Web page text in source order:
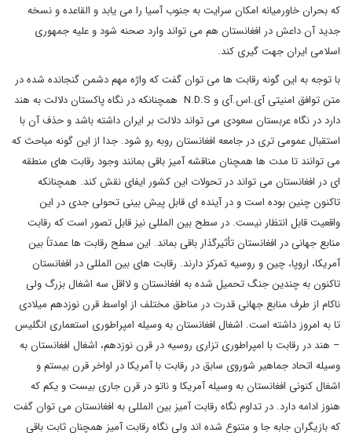
که بحران خاورمیانه امکان سرایت به جنوب آسیا را می یابد و القاعده و نسخه
جدید آن داعش در افغانستان هم می تواند وارد صحنه شود و علیه جمهوری
اسلامی ایران جهت گیری کند.
با توجه به این گونه رقابت ها می توان گفت که واژه مهم دشمن گنجانده شده در
متن توافق امنیتی آی.اس.آی و N.D.S همچنانکه در نگاه پاکستان دلالت به هند
دارد در نگاه عربستان سعودی می تواند دلالت بر ایران داشته باشد و حذف آن با
استقبال عمومی تری در جامعه افغانستان روبه رو شود. جدا از این گونه مباحث که
می توانند تا مدت ها همچنان مناقشه آمیز باقی بمانند وجود رقابت های منطقه
ای در افغانستان می تواند در تحولات این کشور ایفای نقش کند. همچنانکه
تاکنون چنین بوده است و در آینده ای قابل پیش بینی تحولی جدی در این
واقعیت قابل انتظار نیست. در سطح بین المللی نیز قابل تصور است که رقابت
منابع جهانی در افغانستان تأثیرگذار باقی بماند. این سطح رقابت ها عمدتاً بین
آمریکا، اروپا، چین و روسیه تمرکز دارند. رقابت های بین المللی در افغانستان
تاکنون به چندین جنگ تحمیل شده به افغانستان و لااقل سه اشغال بزرگ ولی
ناکام از طرف منابع جهانی قدرت در مناطق مختلف از اواسط قرن نوزدهم میلادی
تا به امروز داشته است. اشغال افغانستان به وسیله امپراطوری استعماری انگلیس
– هند در رقابت با امپراطوری تزاری روسیه در قرن نوزدهم، اشغال افغانستان به
وسیله اتحاد جماهیر شوروی سابق در رقابت با آمریکا در اواخر قرن بیستم و
اشغال کنونی افغانستان به وسیله آمریکا و ناتو در قرن جاری بیست و یکم که
هنوز ادامه دارد. در تداوم نگاه رقابت آمیز بین المللی به افغانستان می توان گفت
که بازیگران جابه جا و متنوع شده اند ولی نگاه رقابت آمیز همچنان ثابت باقی